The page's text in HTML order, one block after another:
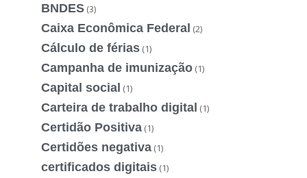
BNDES (3)
Caixa Econômica Federal (2)
Cálculo de férias (1)
Campanha de imunização (1)
Capital social (1)
Carteira de trabalho digital (1)
Certidão Positiva (1)
Certidões negativa (1)
certificados digitais (1)